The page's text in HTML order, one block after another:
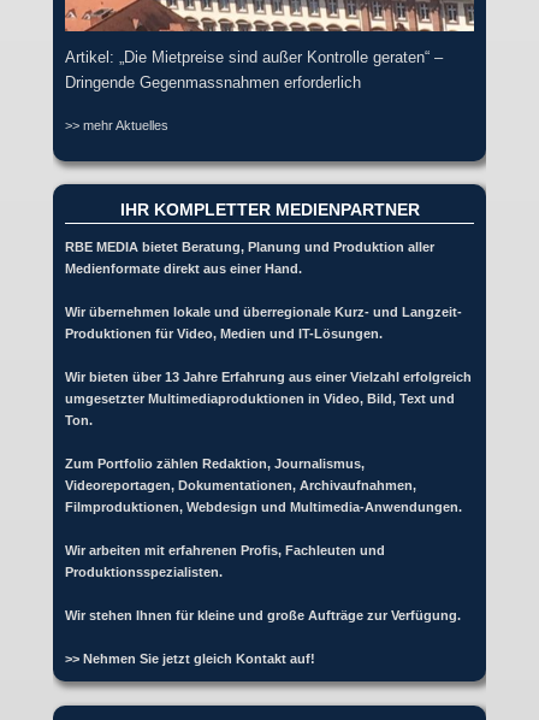
Artikel: „Die Mietpreise sind außer Kontrolle geraten“ –
Dringende Gegenmassnahmen erforderlich
>> mehr Aktuelles
IHR KOMPLETTER MEDIENPARTNER
RBE MEDIA bietet Beratung, Planung und Produktion aller
Medienformate direkt aus einer Hand.
Wir übernehmen lokale und überregionale Kurz- und Langzeit-
Produktionen für Video, Medien und IT-Lösungen.
Wir bieten über 13 Jahre Erfahrung aus einer Vielzahl erfolgreich
umgesetzter Multimediaproduktionen in Video, Bild, Text und
Ton.
Zum Portfolio zählen Redaktion, Journalismus,
Videoreportagen, Dokumentationen, Archivaufnahmen,
Filmproduktionen, Webdesign und Multimedia-Anwendungen.
Wir arbeiten mit erfahrenen Profis, Fachleuten und
Produktionsspezialisten.
Wir stehen Ihnen für kleine und große Aufträge zur Verfügung.
>> Nehmen Sie jetzt gleich Kontakt auf!